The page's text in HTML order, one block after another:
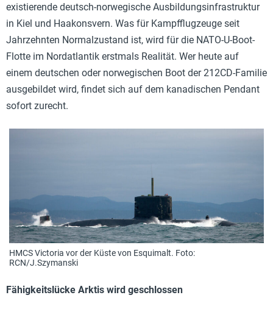
existierende deutsch-norwegische Ausbildungsinfrastruktur
in Kiel und Haakonsvern. Was für Kampfflugzeuge seit
Jahrzehnten Normalzustand ist, wird für die NATO-U-Boot-
Flotte im Nordatlantik erstmals Realität. Wer heute auf
einem deutschen oder norwegischen Boot der 212CD-Familie
ausgebildet wird, findet sich auf dem kanadischen Pendant
sofort zurecht.
HMCS Victoria vor der Küste von Esquimalt. Foto:
RCN/J.Szymanski
Fähigkeitslücke Arktis wird geschlossen